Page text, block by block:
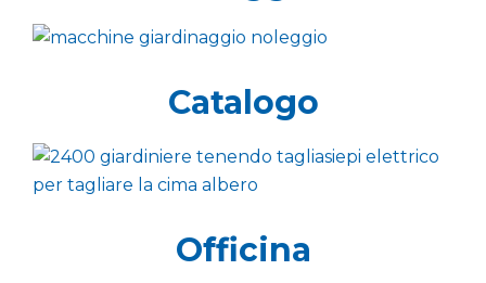
Catalogo
Officina